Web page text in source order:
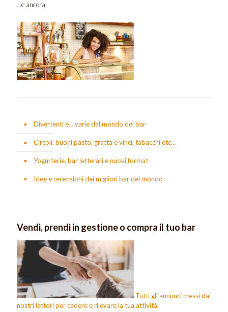
...e ancora
Divertenti e… varie dal mondo del bar
Circoli, buoni pasto, gratta e vinci, tabacchi etc…
Yogurterie, bar letterari e nuovi format
Idee e recensioni dei migliori bar del mondo
Vendi, prendi in gestione o compra il tuo bar
Tutti gli annunci messi dai
nostri lettori per cedere e rilevare la tua attività